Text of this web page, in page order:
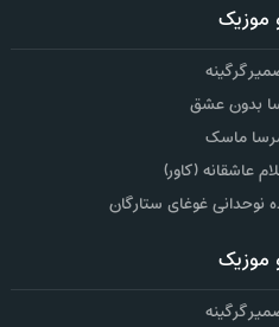
موزیک
گرگینه
بدون عشق
ماسک
عاشقانه (کاور)
نوحدانی غوغای ستارگان
موزیک
گرگینه